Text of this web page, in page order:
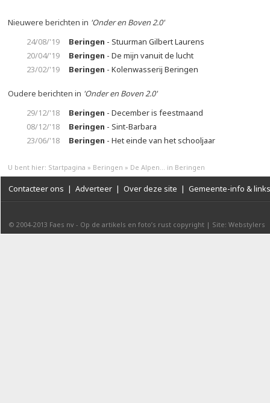
Nieuwere berichten in 'Onder en Boven 2.0'
24/08/'19
Beringen - Stuurman Gilbert Laurens
20/04/'19
Beringen - De mijn vanuit de lucht
23/02/'19
Beringen - Kolenwasserij Beringen
Oudere berichten in 'Onder en Boven 2.0'
29/12/'18
Beringen - December is feestmaand
08/12/'18
Beringen - Sint-Barbara
23/06/'18
Beringen - Het einde van het schooljaar
U bent hier: Startpagina » Beringen » De Alpen... in Beringen
Contacteer ons | Adverteer | Over deze site | Gemeente-info & links
© 2004-2013 Faes nv - Op de artikels en foto’s rust copyright | Site: Webstylers